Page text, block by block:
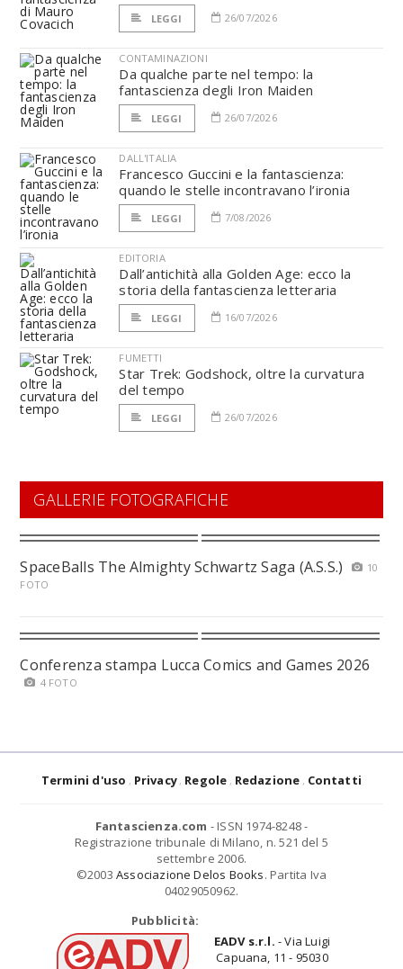
LEGGI 26/07/2026
CONTAMINAZIONI
Da qualche parte nel tempo: la
fantascienza degli Iron Maiden
LEGGI 26/07/2026
DALL'ITALIA
Francesco Guccini e la fantascienza:
quando le stelle incontravano l’ironia
LEGGI 7/08/2026
EDITORIA
Dall’antichità alla Golden Age: ecco la
storia della fantascienza letteraria
LEGGI 16/07/2026
FUMETTI
Star Trek: Godshock, oltre la curvatura
del tempo
LEGGI 26/07/2026
GALLERIE FOTOGRAFICHE
SpaceBalls The Almighty Schwartz Saga (A.S.S.)
10
FOTO
Conferenza stampa Lucca Comics and Games 2026
4 FOTO
Termini d'uso Privacy Regole Redazione Contatti
Fantascienza.com - ISSN 1974-8248 -
Registrazione tribunale di Milano, n. 521 del 5
settembre 2006.
©2003 Associazione Delos Books. Partita Iva
04029050962.
Pubblicità:
EADV s.r.l. - Via Luigi
Capuana, 11 - 95030